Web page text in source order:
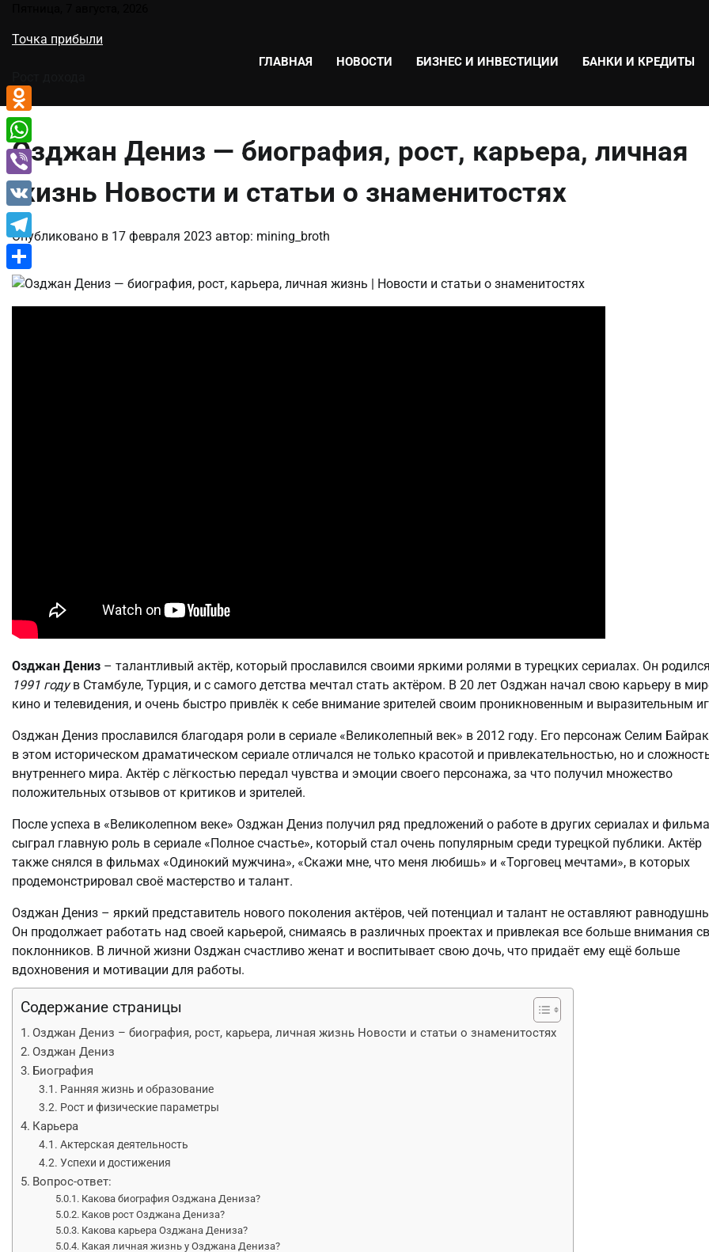
содержимому
Точка прибыли
ГЛАВНАЯ НОВОСТИ БИЗНЕС И ИНВЕСТИЦИИ БАНКИ И КРЕДИТЫ
Озджан Дениз — биография, рост, карьера, личная
жизнь Новости и статьи о знаменитостях
Опубликовано в 17 февраля 2023 автор: mining_broth
Озджан Дениз – талантливый актёр, который прославился своими яркими ролями в турецких сериалах. Он
1991 годув Стамбуле, Турция, и с самого детства мечтал стать актёром. В 20 лет Озджан начал свою карьеру в
кино и телевидения, и очень быстро привлёк к себе внимание зрителей своим проникновенным и выразительным
Озджан Дениз прославился благодаря роли в сериале «Великолепный век» в 2012 году. Его персонаж Селим
в этом историческом драматическом сериале отличался не только красотой и привлекательностью, но и
внутреннего мира. Актёр с лёгкостью передал чувства и эмоции своего персонажа, за что получил множество
положительных отзывов от критиков и зрителей.
После успеха в «Великолепном веке» Озджан Дениз получил ряд предложений о работе в других сериалах и
сыграл главную роль в сериале «Полное счастье», который стал очень популярным среди турецкой публики. Актёр
также снялся в фильмах «Одинокий мужчина», «Скажи мне, что меня любишь» и «Торговец мечтами», в которых
продемонстрировал своё мастерство и талант.
Озджан Дениз – яркий представитель нового поколения актёров, чей потенциал и талант не оставляют
Он продолжает работать над своей карьерой, снимаясь в различных проектах и привлекая все больше внимания
поклонников. В личной жизни Озджан счастливо женат и воспитывает свою дочь, что придаёт ему ещё больше
вдохновения и мотивации для работы.
Содержание страницы
Озджан Дениз – биография, рост, карьера, личная жизнь Новости и статьи о знаменитостях
Озджан Дениз
Биография
Ранняя жизнь и образование
Рост и физические параметры
Карьера
Актерская деятельность
Успехи и достижения
Вопрос-ответ:
Какова биография Озджана Дениза?
Каков рост Озджана Дениза?
Какова карьера Озджана Дениза?
Какая личная жизнь у Озджана Дениза?
Odnoklassniki
WhatsApp
Viber
VK
Telegram
Отправить